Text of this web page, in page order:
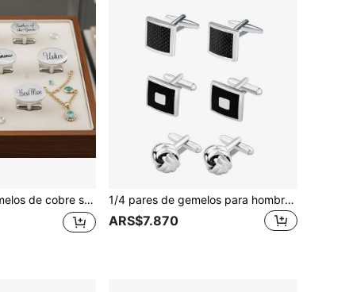
suegra y primos con nombre, gemelos franceses para camisa 1/4 pares de gemelos para hombre, gemelos de tono clásico, gemelos plateados con rayas negras, gemelos de disco, cuadrados y rectangulares, gemelos para camisa y traje de hombre
ARS$7.870